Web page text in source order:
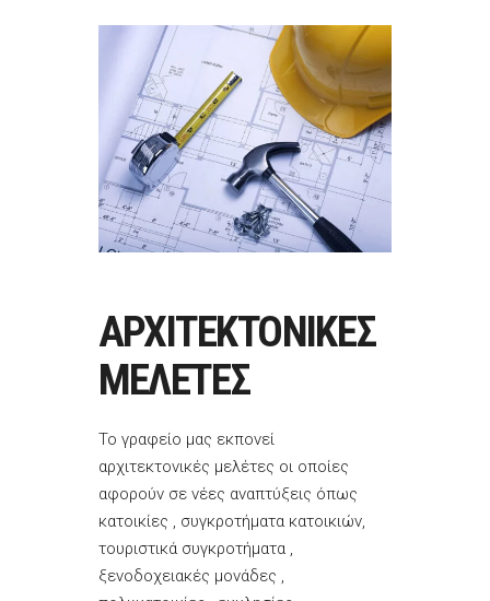
ΑΡΧΙΤΕΚΤΟΝΙΚΕΣ
ΜΕΛΕΤΕΣ
Το γραφείο μας εκπονεί
αρχιτεκτονικές μελέτες οι οποίες
αφορούν σε νέες αναπτύξεις όπως
κατοικίες , συγκροτήματα κατοικιών,
τουριστικά συγκροτήματα ,
ξενοδοχειακές μονάδες ,